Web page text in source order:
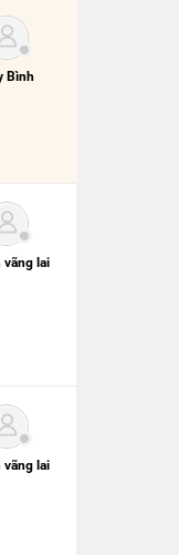
Bình
vãng lai
vãng lai